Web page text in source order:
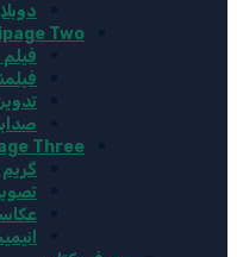
Two
Three
گریم